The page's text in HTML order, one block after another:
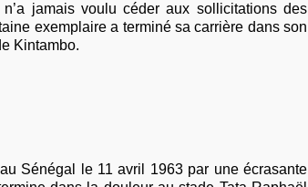
jamais voulu céder aux sollicitations des
exemplaire a terminé sa carrière dans son
Kintambo.
Sénégal le 11 avril 1963 par une écrasante